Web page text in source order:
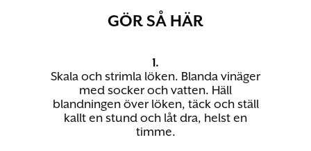
GÖR SÅ HÄR
1.
Skala och strimla löken. Blanda vinäger
med socker och vatten. Häll
blandningen över löken, täck och ställ
kallt en stund och låt dra, helst en
timme.